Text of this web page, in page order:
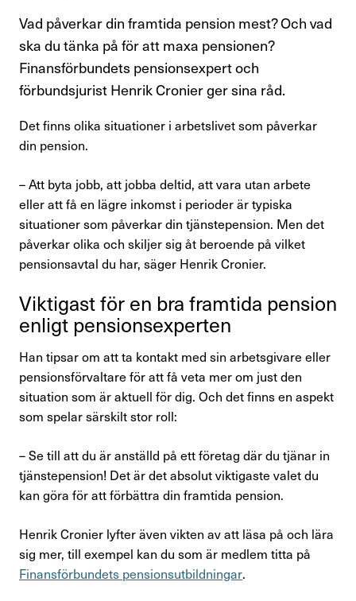
Råd och stöd om lön
Pension
Rättshjälp
Sjukskrivning
Söka jobb
Om Finansförbundet
Press & opinion
Kontakta oss
Logga in
Vad påverkar din framtida pension mest? Och vad
ska du tänka på för att maxa pensionen?
Finansförbundets pensionsexpert och
förbundsjurist Henrik Cronier ger sina råd.
Det finns olika situationer i arbetslivet som påverkar
din pension.
– Att byta jobb, att jobba deltid, att vara utan arbete
eller att få en lägre inkomst i perioder är typiska
situationer som påverkar din tjänstepension. Men det
påverkar olika och skiljer sig åt beroende på vilket
pensionsavtal du har, säger Henrik Cronier.
Vikti­gast för en bra fram­tida pension
enligt pensions­ex­perten
Han tipsar om att ta kontakt med sin arbetsgivare eller
pensionsförvaltare för att få veta mer om just den
situation som är aktuell för dig. Och det finns en aspekt
som spelar särskilt stor roll:
– Se till att du är anställd på ett företag där du tjänar in
tjänstepension! Det är det absolut viktigaste valet du
kan göra för att förbättra din framtida pension.
Henrik Cronier lyfter även vikten av att läsa på och lära
sig mer, till exempel kan du som är medlem titta på
Finansförbundets pensionsutbildningar.